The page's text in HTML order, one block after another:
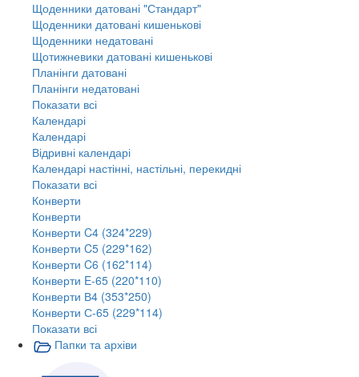
Щоденники датовані "Стандарт"
Щоденники датовані кишенькові
Щоденники недатовані
Щотижневики датовані кишенькові
Планінги датовані
Планінги недатовані
Показати всі
Календарі
Календарі
Відривні календарі
Календарі настінні, настільні, перекидні
Показати всі
Конверти
Конверти
Конверти C4 (324*229)
Конверти C5 (229*162)
Конверти C6 (162*114)
Конверти E-65 (220*110)
Конверти В4 (353*250)
Конверти С-65 (229*114)
Показати всі
Папки та архіви